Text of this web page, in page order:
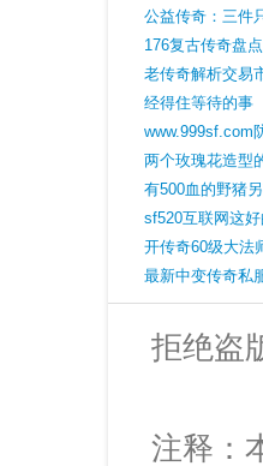
公益传奇：三件
得的神甲有两件
176复古传奇盘
熟悉另一枚很少
老传奇解析交易
经得住等待的事
www.999sf.com
罕见的魔4头盔
两个玫瑰花造型
家才有
有500血的野猪
藏舆图
sf520互联网这
开传奇60级大法
元宝
最新中变传奇私
沃玛教主
拒绝盗
注释：